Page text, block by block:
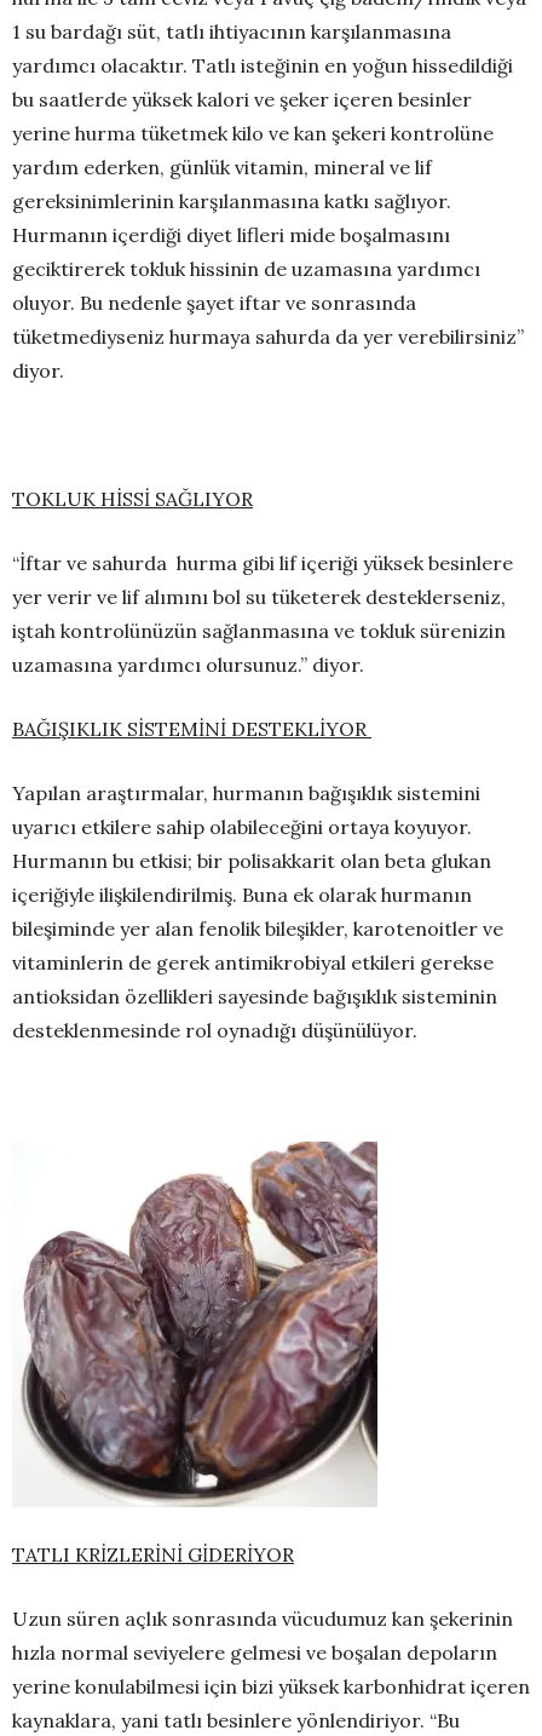
1 su bardağı süt, tatlı ihtiyacının karşılanmasına
yardımcı olacaktır. Tatlı isteğinin en yoğun hissedildiği
bu saatlerde yüksek kalori ve şeker içeren besinler
yerine hurma tüketmek kilo ve kan şekeri kontrolüne
yardım ederken, günlük vitamin, mineral ve lif
gereksinimlerinin karşılanmasına katkı sağlıyor.
Hurmanın içerdiği diyet lifleri mide boşalmasını
geciktirerek tokluk hissinin de uzamasına yardımcı
oluyor. Bu nedenle şayet iftar ve sonrasında
tüketmediyseniz hurmaya sahurda da yer verebilirsiniz”
diyor.
TOKLUK HİSSİ SAĞLIYOR
“İftar ve sahurda hurma gibi lif içeriği yüksek besinlere
yer verir ve lif alımını bol su tüketerek desteklerseniz,
iştah kontrolünüzün sağlanmasına ve tokluk sürenizin
uzamasına yardımcı olursunuz.” diyor.
BAĞIŞIKLIK SİSTEMİNİ DESTEKLİYOR
Yapılan araştırmalar, hurmanın bağışıklık sistemini
uyarıcı etkilere sahip olabileceğini ortaya koyuyor.
Hurmanın bu etkisi; bir polisakkarit olan beta glukan
içeriğiyle ilişkilendirilmiş. Buna ek olarak hurmanın
bileşiminde yer alan fenolik bileşikler, karotenoitler ve
vitaminlerin de gerek antimikrobiyal etkileri gerekse
antioksidan özellikleri sayesinde bağışıklık sisteminin
desteklenmesinde rol oynadığı düşünülüyor.
TATLI KRİZLERİNİ GİDERİYOR
Uzun süren açlık sonrasında vücudumuz kan şekerinin
hızla normal seviyelere gelmesi ve boşalan depoların
yerine konulabilmesi için bizi yüksek karbonhidrat içeren
kaynaklara, yani tatlı besinlere yönlendiriyor. “Bu